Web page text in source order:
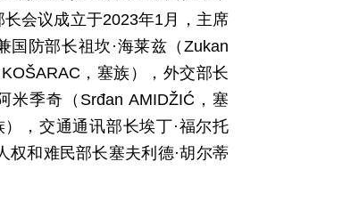
会议成立于2023年1月，主席
国防部长祖坎·海莱兹（Zukan
，塞族），外交部长
米季奇（Srđan AMIDŽIĆ，塞
，交通通讯部长埃丁·福尔托
权和难民部长塞夫利德·胡尔蒂